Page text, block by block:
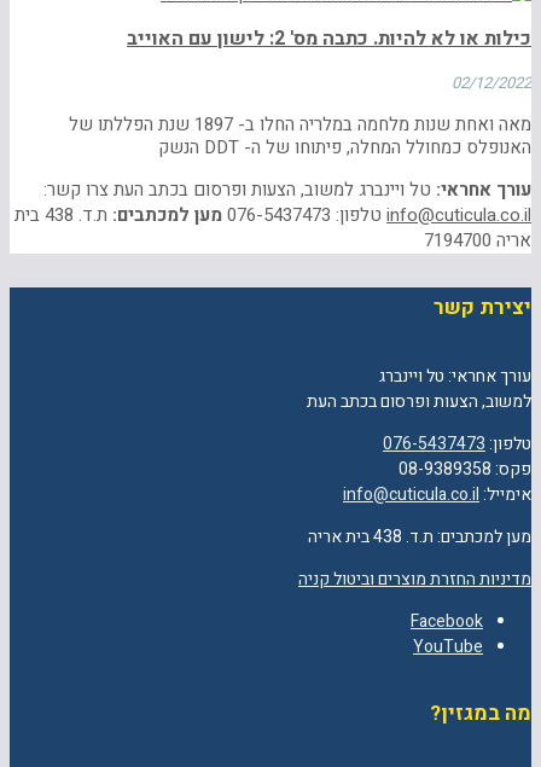
כילות או לא להיות. כתבה מס' 2: לישון עם האוייב
02/12/2022
מאה ואחת שנות מלחמה במלריה החלו ב- 1897 שנת הפללתו של
האנופלס כמחולל המחלה, פיתוחו של ה- DDT הנשק
עורך אחראי: טל ויינברג למשוב, הצעות ופרסום בכתב העת צרו קשר:
info@cuticula.co.il טלפון: 076-5437473 מען למכתבים:
ת.ד. 438 בית
אריה 7194700
יצירת קשר
עורך אחראי: טל ויינברג
למשוב, הצעות ופרסום בכתב העת
טלפון:076-5437473
פקס: 08-9389358
אימייל:info@cuticula.co.il
מען למכתבים: ת.ד. 438 בית אריה
מדיניות החזרת מוצרים וביטול קניה
Facebook
YouTube
מה במגזין?